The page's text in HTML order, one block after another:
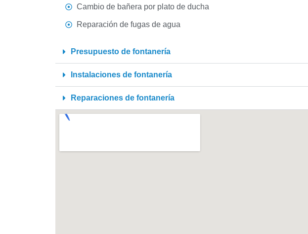
Cambio de bañera por plato de ducha
Reparación de fugas de agua
Presupuesto de fontanería
Instalaciones de fontanería
Reparaciones de fontanería